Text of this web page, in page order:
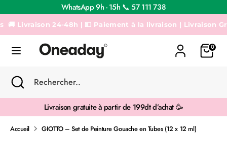
au
contenu
WhatsApp 9h - 15h 📞 57 111 738
Livraison 24-48h | 💵 Paiement à la livraison | Livraison
0
RechercheRechercher..
RechercheRechercher..
Fermer
la
recherche
Livraison gratuite à partir de 199dt d’achat 🥳
Accueil GIOTTO – Set de Peinture Gouache en Tubes (12 x 12 ml)